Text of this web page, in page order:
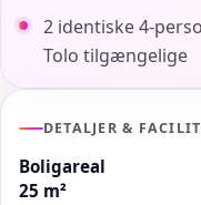
2 identiske 4-
Tolo tilgængelige
DETALJER &
Boligareal
25 m²